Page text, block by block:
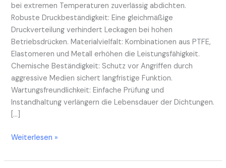
bei extremen Temperaturen zuverlässig abdichten.
Robuste Druckbeständigkeit: Eine gleichmäßige
Druckverteilung verhindert Leckagen bei hohen
Betriebsdrücken. Materialvielfalt: Kombinationen aus PTFE,
Elastomeren und Metall erhöhen die Leistungsfähigkeit.
Chemische Beständigkeit: Schutz vor Angriffen durch
aggressive Medien sichert langfristige Funktion.
Wartungsfreundlichkeit: Einfache Prüfung und
Instandhaltung verlängern die Lebensdauer der Dichtungen.
[…]
Weiterlesen »